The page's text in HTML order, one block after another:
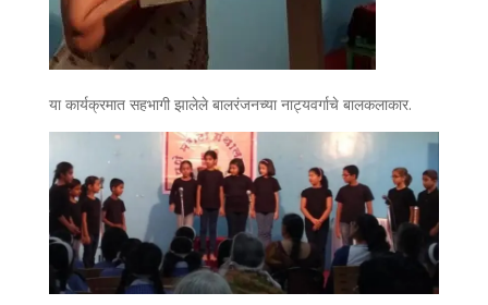
या कार्यक्रमात सहभागी झालेलेबालरंजनच्या नाट्यवर्गाचे बालकलाकार.